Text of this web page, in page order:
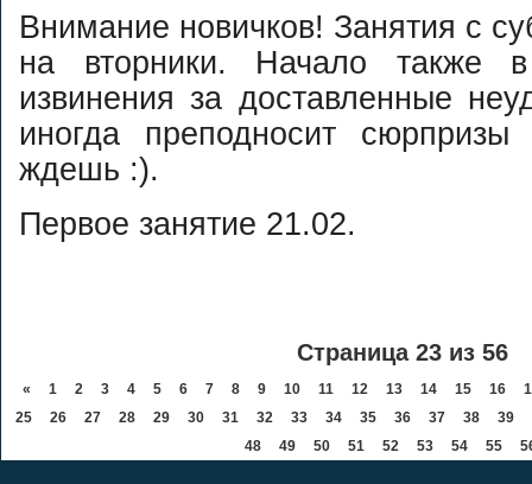
Внимание новичков! Занятия с
на вторники. Начало также
извинения за доставленные
иногда преподносит
ждешь :).
Первое занятие 21.02.
Страница 23 из 56
« 1 2 3 4 5 6 7 8 9 10 11 12 13 14 15 16
25
26 27 28 29 30 31 32 33 34 35 36 37 38 39
48
49 50 51 52 53 54 55